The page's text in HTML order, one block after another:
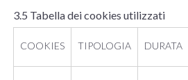
3.5 Tabella dei cookies utilizzati
COOKIES TIPOLOGIA DURATA